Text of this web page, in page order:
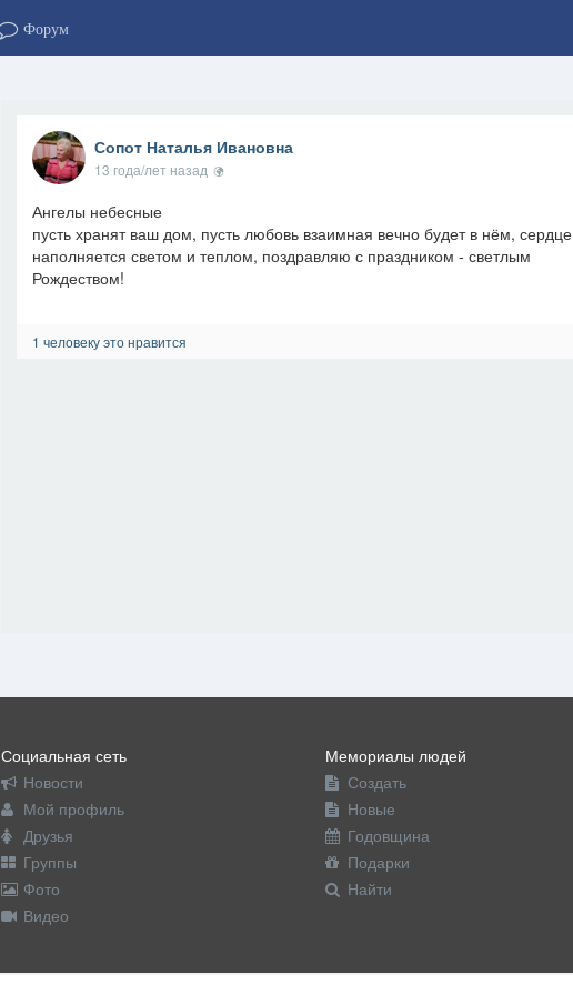
Форум
Сопот Наталья Ивановна
13 года/лет назад
Ангелы небесные
пусть хранят ваш дом, пусть любовь взаимная вечно будет в нём, сердце
наполняется светом и теплом, поздравляю с праздником - светлым
Рождеством!
1 человеку это нравится
Социальная сеть
Новости
Мой профиль
Друзья
Группы
Фото
Видео
Мемориалы людей
Создать
Новые
Годовщина
Подарки
Найти